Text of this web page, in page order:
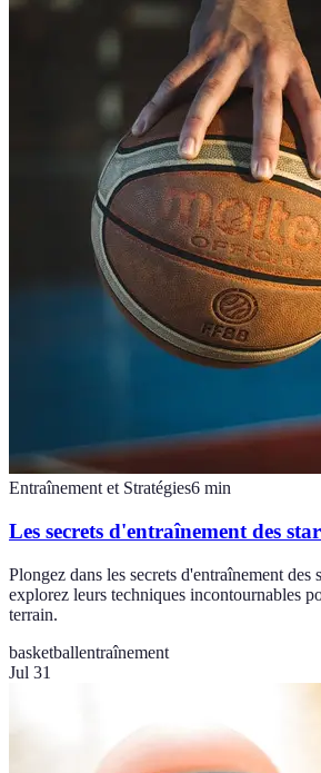
Entraînement et Stratégies6 min
Les secrets d'entraînement des
Plongez dans les secrets d'entraînement des
explorez leurs techniques incontournables
terrain.
basketballentraînement
Jul 31